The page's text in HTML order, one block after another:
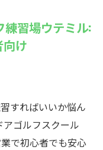
練習場ウテミル:
け
すればいいか悩ん
ゴルフスクール
で初心者でも安心